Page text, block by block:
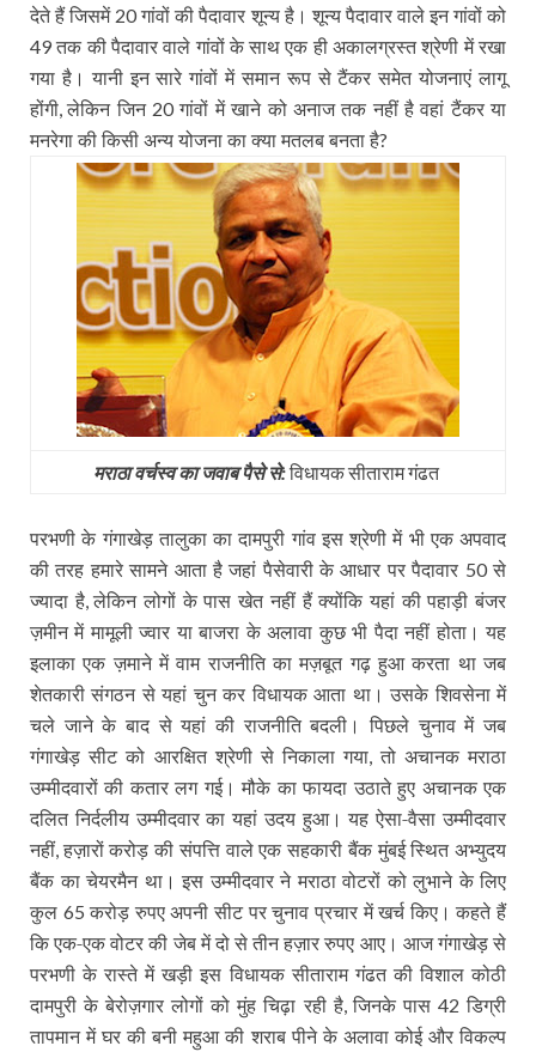
देते हैं जिसमें20गांवों की पैदावार शून्य है। शून्य पैदावार वाले इन गांवों को
49तक की पैदावार वाले गांवों के साथ एक ही अकालग्रस्त श्रेणी में रखा
गया है। यानी इन सारे गांवों में समान रूप से टैंकर समेत योजनाएं लागू
होंगी,लेकिन जिन20 गांवों में खाने को अनाज तक नहीं है वहां टैंकर या
मनरेगा की किसी अन्य योजना का क्या मतलब बनता है?
मराठा वर्चस्‍व का जवाब पैसे से:विधायक सीताराम गंढत
परभणी के गंगाखेड़ तालुका का दामपुरी गांव इस श्रेणी में भी एक अपवाद
की तरह हमारे सामने आता है जहां पैसेवारी के आधार पर पैदावार 50से
ज्यादा है,लेकिन लोगों के पास खेत नहीं हैं क्योंकि यहां की पहाड़ी बंजर
ज़मीन में मामूली ज्वार या बाजरा के अलावा कुछ भी पैदा नहीं होता। यह
इलाका एक ज़माने में वाम राजनीति का मज़बूत गढ़ हुआ करता था जब
शेतकारी संगठन से यहां चुन कर विधायक आता था। उसके शिवसेना में
चले जाने के बाद से यहां की राजनीति बदली। पिछले चुनाव में जब
गंगाखेड़ सीट को आरक्षित श्रेणी से निकाला गया,तो अचानक मराठा
उम्मीदवारों की कतार लग गई। मौके का फायदा उठाते हुए अचानक एक
दलित निर्दलीय उम्मीदवार का यहां उदय हुआ। यह ऐसा-वैसा उम्मीदवार
नहीं,हज़ारों करोड़ की संपत्ति वाले एक सहकारी बैंक मुंबई स्थित अभ्युदय
बैंक का चेयरमैन था। इस उम्मीदवार ने मराठा वोटरों को लुभाने के लिए
कुल 65 करोड़ रुपए अपनी सीट पर चुनाव प्रचार में खर्च किए। कहते हैं
कि एक-एक वोटर की जेब में दो से तीन हज़ार रुपए आए। आज गंगाखेड़ से
परभणी के रास्ते में खड़ी इस विधायक सीताराम गंढत की विशाल कोठी
दामपुरी के बेरोज़गार लोगों को मुंह चिढ़ा रही है,जिनके पास 42 डिग्री
तापमान में घर की बनी महुआ की शराब पीने के अलावा कोई और विकल्प